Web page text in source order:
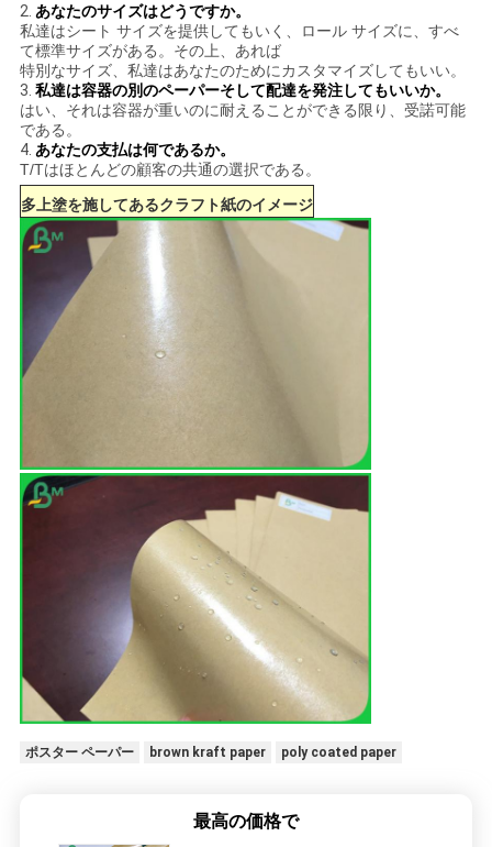
2. あなたのサイズはどうですか。
私達はシート サイズを提供してもいく、ロール サイズに、すべ
て標準サイズがある。その上、あれば
特別なサイズ、私達はあなたのためにカスタマイズしてもいい。
3. 私達は容器の別のペーパーそして配達を発注してもいいか。
はい、それは容器が重いのに耐えることができる限り、受諾可能
である。
4. あなたの支払は何であるか。
T/Tはほとんどの顧客の共通の選択である。
多上塗を施してあるクラフト紙のイメージ
ポスター ペーパー brown kraft paper poly coated paper
最高の価格で